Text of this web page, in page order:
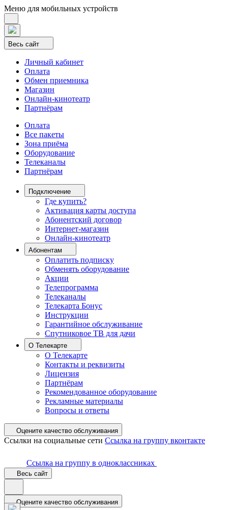
Меню для мобильных устройств
Весь сайт
Личный кабинет
Оплата
Обмен приемника
Магазин
Онлайн-кинотеатр
Партнёрам
Оплата
Все пакеты
Зона приёма
Оборудование
Телеканалы
Партнёрам
Подключение
Где купить?
Активация карты доступа
Абонентский договор
Интернет-магазин
Онлайн-кинотеатр
Абонентам
Оплатить подписку
Обменять оборудование
Акции
Телепрограмма
Телеканалы
Телекарта Бонус
Инструкции
Гарантийное обслуживание
Спутниковое ТВ для дачи
О Телекарте
О Телекарте
Контакты и реквизиты
Лицензия
Партнёрам
Рекомендованное оборудование
Рекламные материалы
Вопросы и ответы
Оцените качество обслуживания
Ссылки на социальные сети Ссылка на группу вконтакте
Ссылка на группу в одноклассниках
Весь сайт
Оцените качество обслуживания